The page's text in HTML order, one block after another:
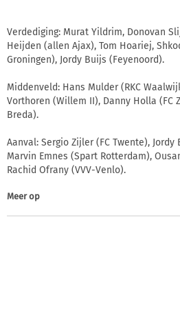
Verdediging: Murat Yildrim, Donovan
Heijden (allen Ajax), Tom Hoariej,
Groningen), Jordy Buijs (Feyenoord).
Middenveld: Hans Mulder (RKC
Vorthoren (Willem II), Danny Holla (FC
Breda).
Aanval: Sergio Zijler (FC Twente), Jordy
Marvin Emnes (Spart Rotterdam),
Rachid Ofrany (VVV-Venlo).
Meer op